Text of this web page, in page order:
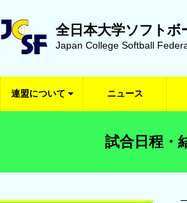
全日本大学ソフトボ
Japan College Softball
連盟について ニュース
試合日程・